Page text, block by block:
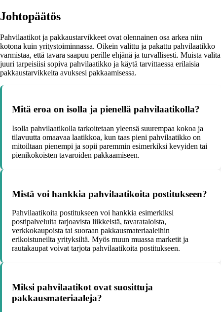
Johtopäätös
Pahvilaatikot ja pakkaustarvikkeet ovat olennainen osa arkea niin
kotona kuin yritystoiminnassa. Oikein valittu ja pakattu pahvilaatikko
varmistaa, että tavara saapuu perille ehjänä ja turvallisesti. Muista valita
juuri tarpeisiisi sopiva pahvilaatikko ja käytä tarvittaessa erilaisia
pakkaustarvikkeita avuksesi pakkaamisessa.
Mitä eroa on isolla ja pienellä pahvilaatikolla?
Isolla pahvilaatikolla tarkoitetaan yleensä suurempaa kokoa ja
tilavuutta omaavaa laatikkoa, kun taas pieni pahvilaatikko on
mitoiltaan pienempi ja sopii paremmin esimerkiksi kevyiden tai
pienikokoisten tavaroiden pakkaamiseen.
Mistä voi hankkia pahvilaatikoita postitukseen?
Pahvilaatikoita postitukseen voi hankkia esimerkiksi
postipalveluita tarjoavista liikkeistä, tavarataloista,
verkkokaupoista tai suoraan pakkausmateriaaleihin
erikoistuneilta yrityksiltä. Myös muun muassa marketit ja
rautakaupat voivat tarjota pahvilaatikoita postitukseen.
Miksi pahvilaatikot ovat suosittuja
pakkausmateriaaleja?